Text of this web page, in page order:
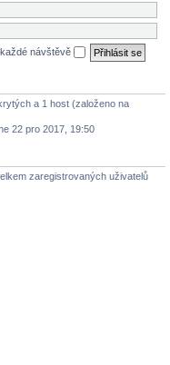
návštěvě
a 1 host (založeno na
22 pro 2017, 19:50
zaregistrovaných uživatelů